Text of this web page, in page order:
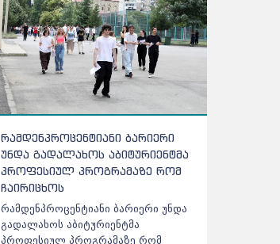
რამდენპროცენტიანი ბარიერი
უნდა გადალახოს აბიტურიენტმა
პროფესიულ პროგრამაზე რომ
ჩაირიცხოს
რამდენპროცენტიანი ბარიერი უნდა
გადალახოს აბიტურიენტმა
პროფესიულ პროგრამაზე რომ